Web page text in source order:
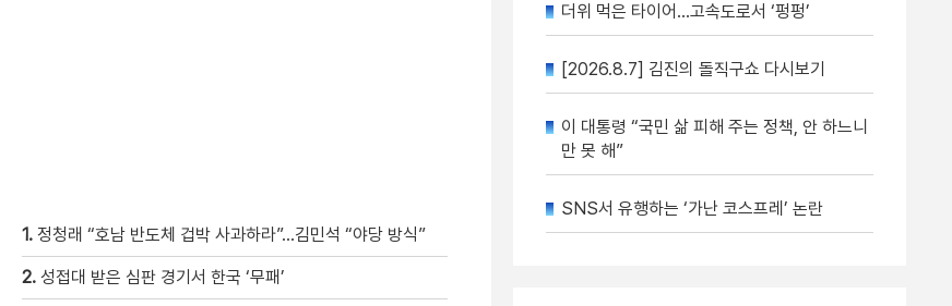
1. 정청래 “호남 반도체 겁박 사과하라”…김민석 “야당 방식”
2. 성접대 받은 심판 경기서 한국 ‘무패’
더위 먹은 타이어…고속도로서 ‘펑펑’
[2026.8.7] 김진의 돌직구쇼 다시보기
이 대통령 “국민 삶 피해 주는 정책, 안 하느니
만 못 해”
SNS서 유행하는 ‘가난 코스프레’ 논란